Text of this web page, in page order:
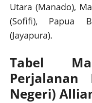
Utara (Manado),
(Sofifi), Papua
(Jayapura).
Tabel
Perjalanan
Negeri)